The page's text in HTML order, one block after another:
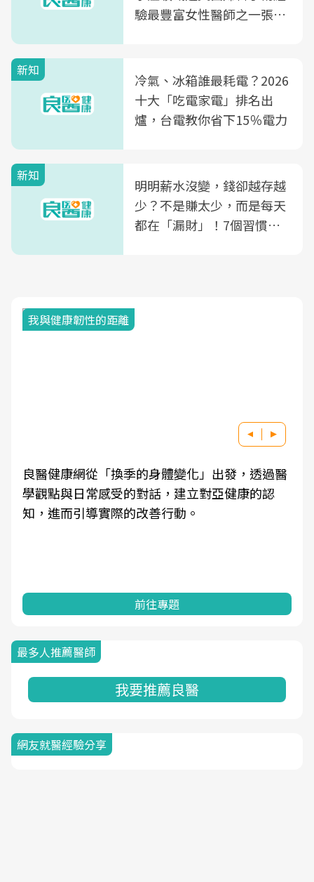
驗最豐富女性醫師之一張永
光田醫院建構360度女性健
康照護生態圈
新知
冷氣、冰箱誰最耗電？2026
十大「吃電家電」排名出
爐，台電教你省下15％電力
新知
明明薪水沒變，錢卻越存越
少？不是賺太少，而是每天
都在「漏財」！7個習慣一
我與健康韌性的距離
良醫健康網從「換季的身體變化」出發，透過醫
學觀點與日常感受的對話，建立對亞健康的認
知，進而引導實際的改善行動。
前往專題
最多人推薦醫師
我要推薦良醫
網友就醫經驗分享